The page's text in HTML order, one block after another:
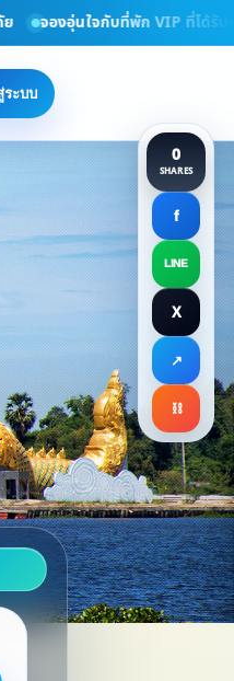
จองอุ่นใจกับที่พัก VIP ที่ได้รับการต
ระบบ
0
SHARES
f
LINE
X
↗
⛓